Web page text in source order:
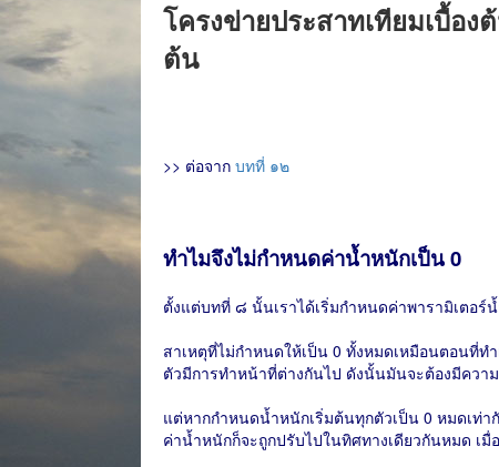
โครงข่ายประสาทเทียมเบื้อ
ต้น
>> ต่อจาก บทที่ ๑๒
ทำไมจึงไม่กำหนดค่าน้ำหนักเป็น 0
ตั้งแต่บทที่ ๘ นั้นเราได้เริ่มกำหนดค่าพารามิเตอร์
สาเหตุที่ไม่กำหนดให้เป็น 0 ทั้งหมดเหมือนตอนที่ท
ตัวมีการทำหน้าที่ต่างกันไป ดังนั้นมันจะต้องมีควา
แต่หากกำหนดน้ำหนักเริ่มต้นทุกตัวเป็น 0 หมดเท่
ค่าน้ำหนักก็จะถูกปรับไปในทิศทางเดียวกันหมด เ